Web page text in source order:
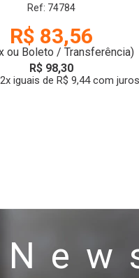
CL:A | DELTA
Ref: 74784
R$ 83,56
ou Boleto / Transferência)
R$ 98,30
iguais de R$ 9,44 com